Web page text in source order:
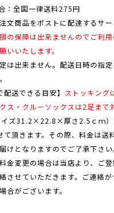
：全国一律送料275円
文商品をポストに配達するサー
の保障は出来ませんのでご利
いいたします。
は出来ません。配送日時の指
送できる目安】
ストッキング
ス・クルーソックスは2足まで
イズ31.2×22.8×厚さ2.5ｃｍ）
て頂きます。その際、料金は
けとなりますのでご了承下さい
金変更の場合は当店より、ご
させていただきます。ご連絡
合がございます。